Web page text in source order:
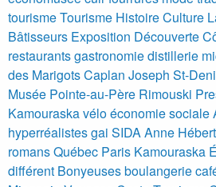
tourismeTourisme Histoire Culture
Bâtisseurs Exposition Découverte
restaurants gastronomie distillerie
des Marigots Caplan Joseph St-
Musée Pointe-au-Père Rimouski
Kamouraska vélo économie sociale
hyperréalistes gai SIDAAnne
romans Québec Paris Kamouraska
différent Bonyeuses boulangerie